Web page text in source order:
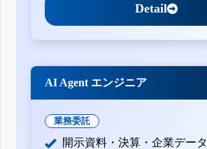
Detail
AI Agent エンジニア
業務委託
開示資料・決算・企業データ